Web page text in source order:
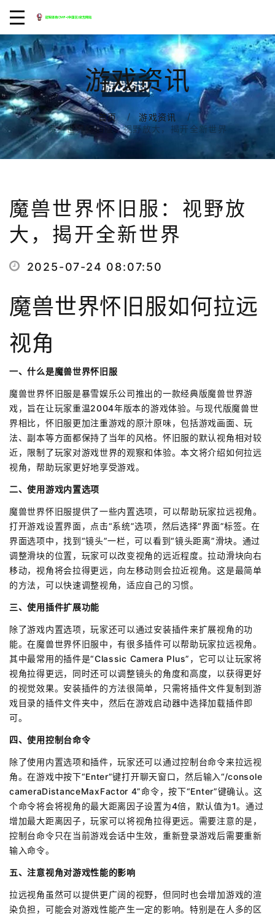
游戏资讯
首页
游戏资讯
魔兽世界怀旧服：视野放大，揭开全新世界
魔兽世界怀旧服：视野放
大，揭开全新世界
2025-07-24 08:07:50
魔兽世界怀旧服如何拉远
视角
一、什么是魔兽世界怀旧服
魔兽世界怀旧服是暴雪娱乐公司推出的一款经典版魔兽世界游
戏，旨在让玩家重温2004年版本的游戏体验。与现代版魔兽世
界相比，怀旧服更加注重游戏的原汁原味，包括游戏画面、玩
法、副本等方面都保持了当年的风格。怀旧服的默认视角相对较
近，限制了玩家对游戏世界的观察和体验。本文将介绍如何拉远
视角，帮助玩家更好地享受游戏。
二、使用游戏内置选项
魔兽世界怀旧服提供了一些内置选项，可以帮助玩家拉远视角。
打开游戏设置界面，点击“系统”选项，然后选择“界面”标签。在
界面选项中，找到“镜头”一栏，可以看到“镜头距离”滑块。通过
调整滑块的位置，玩家可以改变视角的远近程度。拉动滑块向右
移动，视角将会拉得更远，向左移动则会拉近视角。这是最简单
的方法，可以快速调整视角，适应自己的习惯。
三、使用插件扩展功能
除了游戏内置选项，玩家还可以通过安装插件来扩展视角的功
能。在魔兽世界怀旧服中，有很多插件可以帮助玩家拉远视角。
其中最常用的插件是“Classic Camera Plus”，它可以让玩家将
视角拉得更远，同时还可以调整镜头的角度和高度，以获得更好
的视觉效果。安装插件的方法很简单，只需将插件文件复制到游
戏目录的插件文件夹中，然后在游戏启动器中选择加载插件即
可。
四、使用控制台命令
除了使用内置选项和插件，玩家还可以通过控制台命令来拉远视
角。在游戏中按下“Enter”键打开聊天窗口，然后输入“/console
cameraDistanceMaxFactor 4”命令，按下“Enter”键确认。这
个命令将会将视角的最大距离因子设置为4倍，默认值为1。通过
增加最大距离因子，玩家可以将视角拉得更远。需要注意的是，
控制台命令只在当前游戏会话中生效，重新登录游戏后需要重新
输入命令。
五、注意视角对游戏性能的影响
拉远视角虽然可以提供更广阔的视野，但同时也会增加游戏的渲
染负担，可能会对游戏性能产生一定的影响。特别是在人多的区